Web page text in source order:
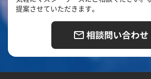
提案させていただきます。
相談問い合わせ